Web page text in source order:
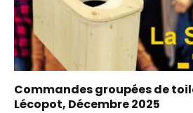
Commandes groupées de
Lécopot, Décembre 2025